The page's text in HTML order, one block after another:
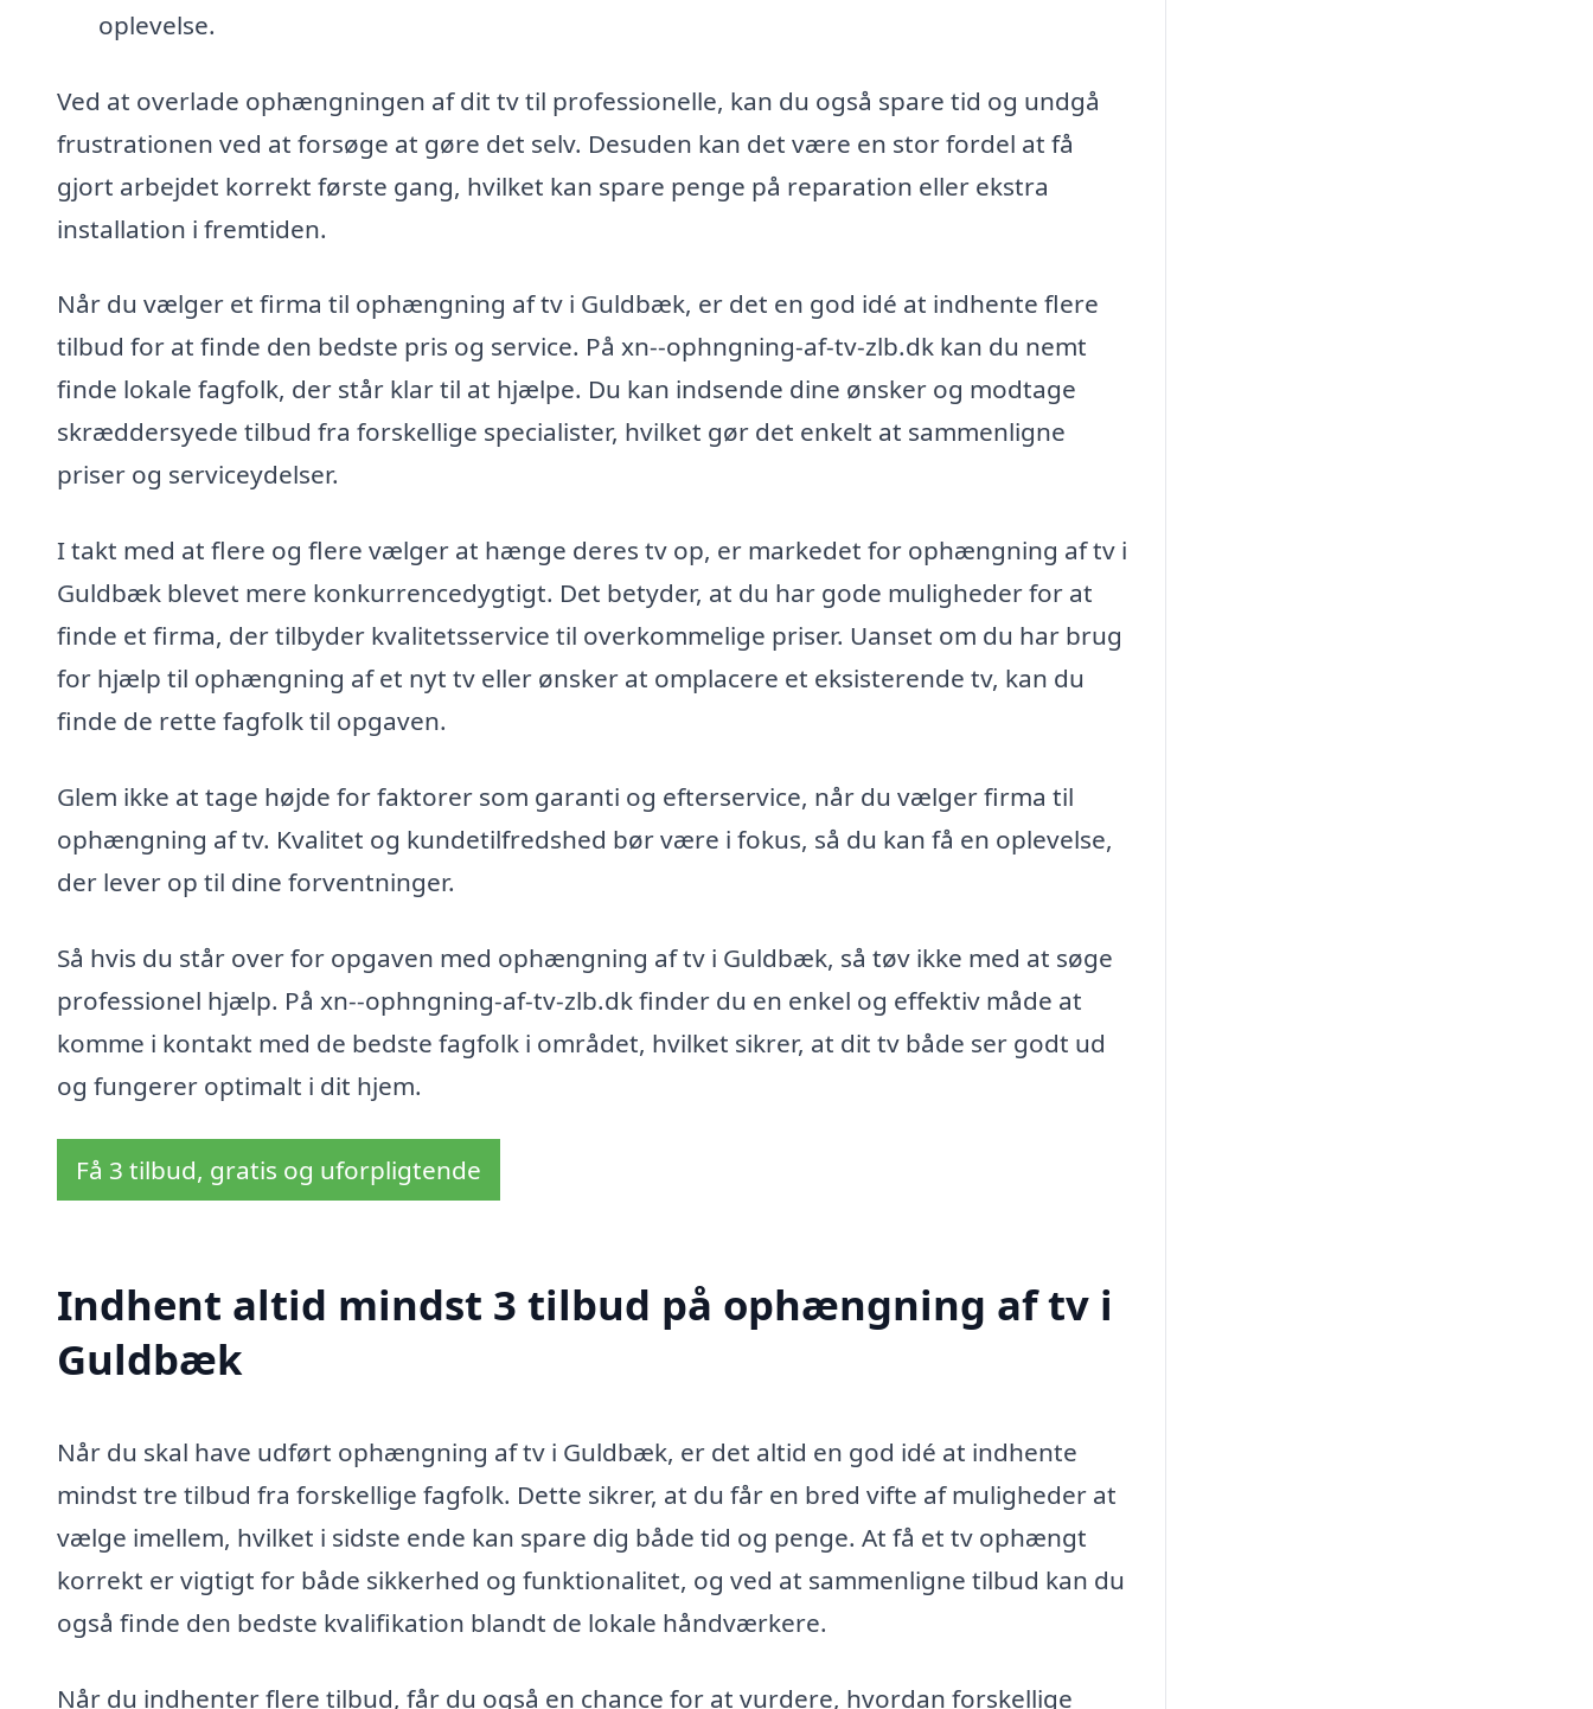
oplevelse.
Ved at overlade ophængningen af dit tv til professionelle, kan du også spare tid og undgå
frustrationen ved at forsøge at gøre det selv. Desuden kan det være en stor fordel at få
gjort arbejdet korrekt første gang, hvilket kan spare penge på reparation eller ekstra
installation i fremtiden.
Når du vælger et firma til ophængning af tv i Guldbæk, er det en god idé at indhente flere
tilbud for at finde den bedste pris og service. På xn--ophngning-af-tv-zlb.dk kan du nemt
finde lokale fagfolk, der står klar til at hjælpe. Du kan indsende dine ønsker og modtage
skræddersyede tilbud fra forskellige specialister, hvilket gør det enkelt at sammenligne
priser og serviceydelser.
I takt med at flere og flere vælger at hænge deres tv op, er markedet for ophængning af tv i
Guldbæk blevet mere konkurrencedygtigt. Det betyder, at du har gode muligheder for at
finde et firma, der tilbyder kvalitetsservice til overkommelige priser. Uanset om du har brug
for hjælp til ophængning af et nyt tv eller ønsker at omplacere et eksisterende tv, kan du
finde de rette fagfolk til opgaven.
Glem ikke at tage højde for faktorer som garanti og efterservice, når du vælger firma til
ophængning af tv. Kvalitet og kundetilfredshed bør være i fokus, så du kan få en oplevelse,
der lever op til dine forventninger.
Så hvis du står over for opgaven med ophængning af tv i Guldbæk, så tøv ikke med at søge
professionel hjælp. På xn--ophngning-af-tv-zlb.dk finder du en enkel og effektiv måde at
komme i kontakt med de bedste fagfolk i området, hvilket sikrer, at dit tv både ser godt ud
og fungerer optimalt i dit hjem.
Få 3 tilbud, gratis og uforpligtende
Indhent altid mindst 3 tilbud på ophængning af tv i
Guldbæk
Når du skal have udført ophængning af tv i Guldbæk, er det altid en god idé at indhente
mindst tre tilbud fra forskellige fagfolk. Dette sikrer, at du får en bred vifte af muligheder at
vælge imellem, hvilket i sidste ende kan spare dig både tid og penge. At få et tv ophængt
korrekt er vigtigt for både sikkerhed og funktionalitet, og ved at sammenligne tilbud kan du
også finde den bedste kvalifikation blandt de lokale håndværkere.
Når du indhenter flere tilbud, får du også en chance for at vurdere, hvordan forskellige